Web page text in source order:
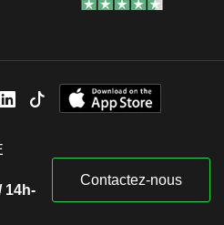
14h-
Contactez-nous